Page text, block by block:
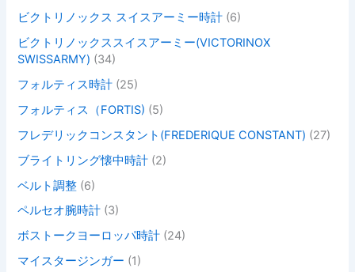
ビクトリノックス スイスアーミー時計 (6)
ビクトリノックススイスアーミー(VICTORINOX
SWISSARMY) (34)
フォルティス時計 (25)
フォルティス（FORTIS) (5)
フレデリックコンスタント(FREDERIQUE CONSTANT) (27)
ブライトリング懐中時計 (2)
ベルト調整 (6)
ペルセオ腕時計 (3)
ボストークヨーロッパ時計 (24)
マイスタージンガー (1)